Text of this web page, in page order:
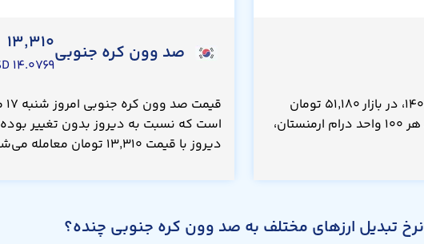
قیمت صد درام ارمنستان امروز شنبه ۱۷ مرداد ۱۴۰۵، در بازار ۵۱,۱۸۰ تومان
است که نسبت به دیروز بدون تغییر بوده است. هر ۱۰۰ واحد درام ارمنستان،
صد وون کره جنوبی۱۳,۳۱۰
۱۴.۰۷۶۹ USD
دیروز با قیمت ۱۳,۳۱۰ تومان معامله می‌شد.
نرخ تبدیل ارزهای مختلف به صد وون کره جنوبی چنده؟